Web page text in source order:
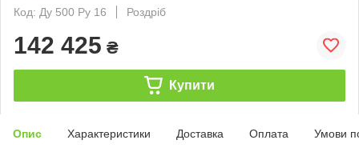
Код: Ду 500 Ру 16
Роздріб
142 425 ₴
Купити
Опис Характеристики Доставка Оплата Умови